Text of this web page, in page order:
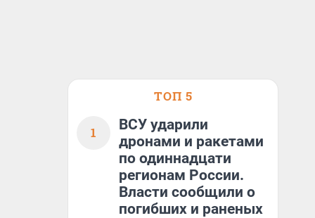
ТОП 5
1
ВСУ ударили
дронами и ракетами
по одиннадцати
регионам России.
Власти сообщили о
погибших и раненых